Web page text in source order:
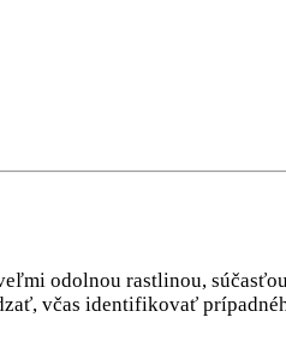
odolnou rastlinou,
včas identifikovať